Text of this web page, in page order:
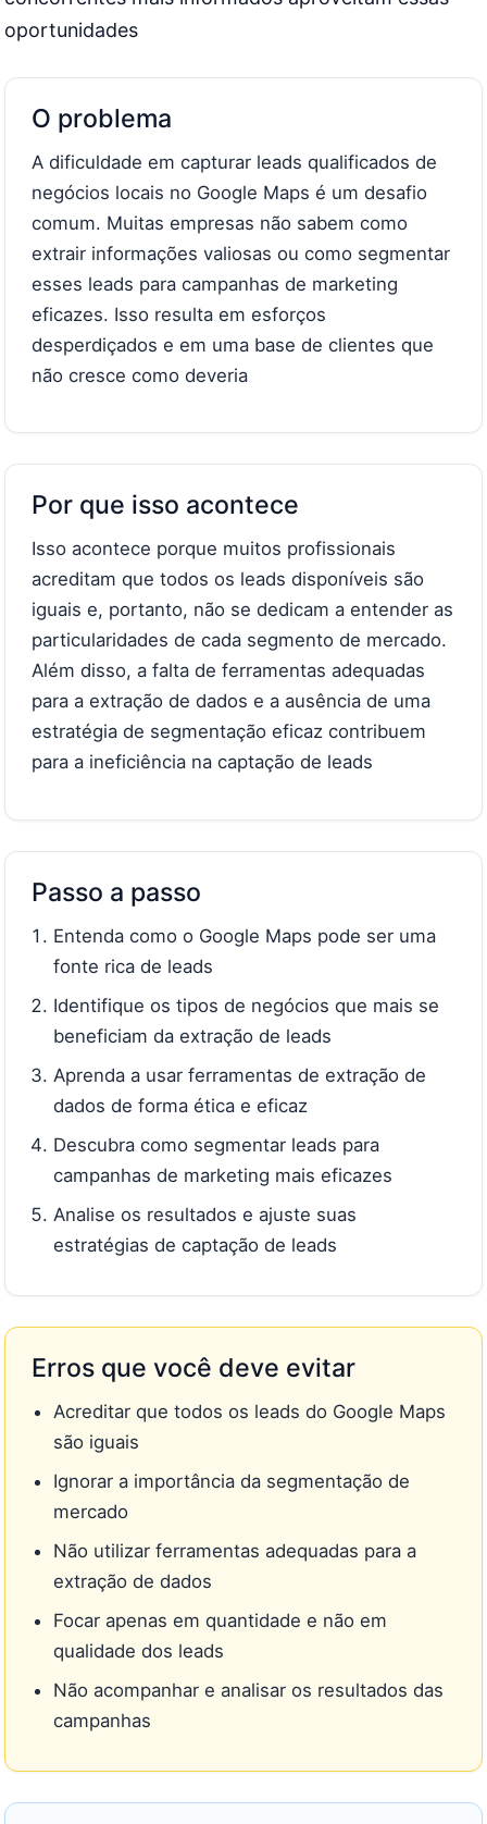
oportunidades
O problema
A dificuldade em capturar leads qualificados de
negócios locais no Google Maps é um desafio
comum. Muitas empresas não sabem como
extrair informações valiosas ou como segmentar
esses leads para campanhas de marketing
eficazes. Isso resulta em esforços
desperdiçados e em uma base de clientes que
não cresce como deveria
Por que isso acontece
Isso acontece porque muitos profissionais
acreditam que todos os leads disponíveis são
iguais e, portanto, não se dedicam a entender as
particularidades de cada segmento de mercado.
Além disso, a falta de ferramentas adequadas
para a extração de dados e a ausência de uma
estratégia de segmentação eficaz contribuem
para a ineficiência na captação de leads
Passo a passo
Entenda como o Google Maps pode ser uma
fonte rica de leads
Identifique os tipos de negócios que mais se
beneficiam da extração de leads
Aprenda a usar ferramentas de extração de
dados de forma ética e eficaz
Descubra como segmentar leads para
campanhas de marketing mais eficazes
Analise os resultados e ajuste suas
estratégias de captação de leads
Erros que você deve evitar
Acreditar que todos os leads do Google Maps
são iguais
Ignorar a importância da segmentação de
mercado
Não utilizar ferramentas adequadas para a
extração de dados
Focar apenas em quantidade e não em
qualidade dos leads
Não acompanhar e analisar os resultados das
campanhas